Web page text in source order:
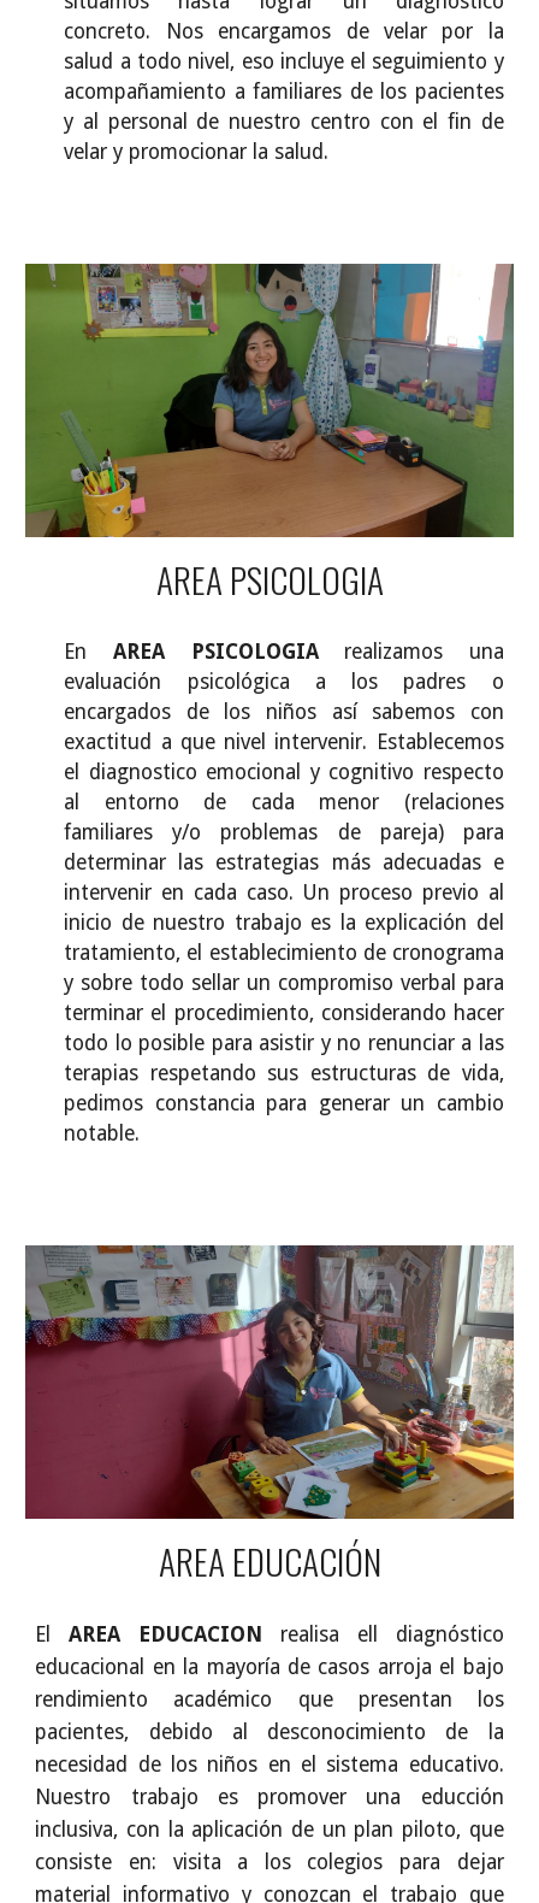
concreto. Nos encargamos de velar por la
salud a todo nivel, eso incluye el seguimiento y
acompañamiento a familiares de los pacientes
y al personal de nuestro centro con el fin de
velar y promocionar la salud.
AREA PSICOLOGIA
En AREA PSICOLOGIArealizamos una
evaluación psicológica a los padres o
encargados de los niños así sabemos con
exactitud a que nivel intervenir. Establecemos
el diagnostico emocional y cognitivo respecto
al entorno de cada menor (relaciones
familiares y/o problemas de pareja) para
determinar las estrategias más adecuadas e
intervenir en cada caso. Un proceso previo al
inicio de nuestro trabajo es la explicación del
tratamiento, el establecimiento de cronograma
y sobre todo sellar un compromiso verbal para
terminar el procedimiento, considerando hacer
todo lo posible para asistir y no renunciar a las
terapias respetando sus estructuras de vida,
pedimos constancia para generar un cambio
notable.
AREA EDUCACIÓN
ElAREA EDUCACION
realisa ell diagnóstico
educacional en la mayoría de casos arroja el bajo
rendimiento académico que presentan los
pacientes, debido al desconocimiento de la
necesidad de los niños en el sistema educativo.
Nuestro trabajo es promover una educción
inclusiva, con la aplicación de un plan piloto, que
consiste en: visita a los colegios para dejar
material informativo y conozcan el trabajo que